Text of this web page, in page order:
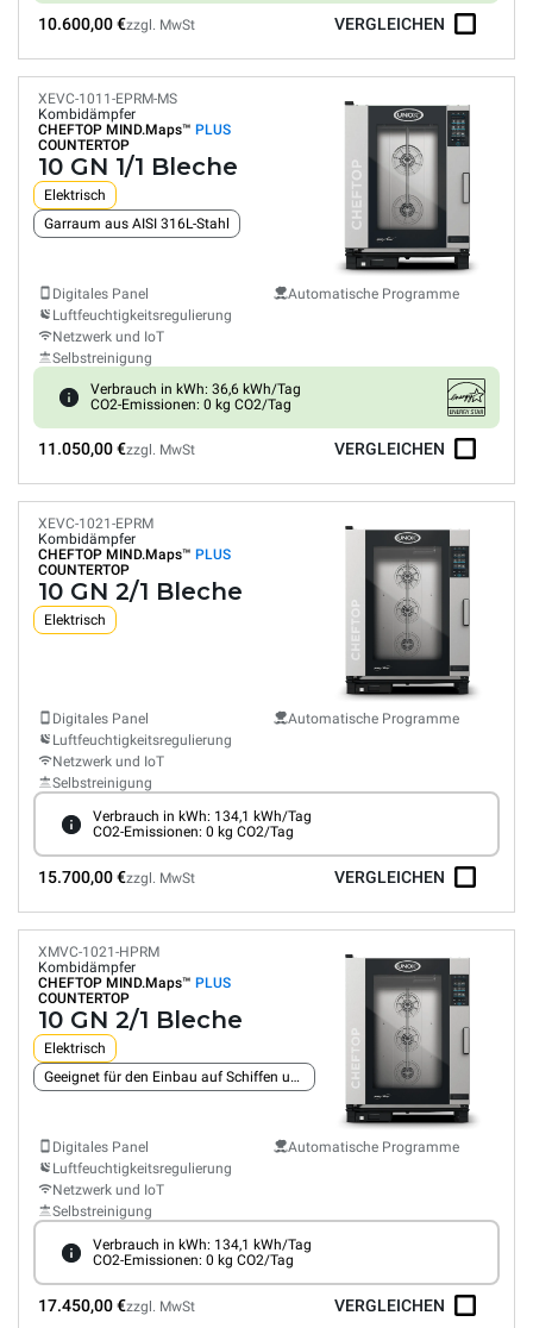
10.600,00 €zzgl. MwSt VERGLEICHEN
XEVC-1011-EPRM-MS
Kombidämpfer
CHEFTOP MIND.Maps™ PLUS
COUNTERTOP
10 GN 1/1 Bleche
Elektrisch
Garraum aus AISI 316L-Stahl
Digitales Panel
Luftfeuchtigkeitsregulierung
Netzwerk und IoT
Selbstreinigung
Automatische Programme
Verbrauch in kWh: 36,6 kWh/Tag
CO2-Emissionen: 0 kg CO2/Tag
11.050,00 €zzgl. MwSt VERGLEICHEN
XEVC-1021-EPRM
Kombidämpfer
CHEFTOP MIND.Maps™ PLUS
COUNTERTOP
10 GN 2/1 Bleche
Elektrisch
Digitales Panel
Luftfeuchtigkeitsregulierung
Netzwerk und IoT
Selbstreinigung
Automatische Programme
Verbrauch in kWh: 134,1 kWh/Tag
CO2-Emissionen: 0 kg CO2/Tag
15.700,00 €zzgl. MwSt VERGLEICHEN
XMVC-1021-HPRM
Kombidämpfer
CHEFTOP MIND.Maps™ PLUS
COUNTERTOP
10 GN 2/1 Bleche
Elektrisch
Geeignet für den Einbau auf Schiffen und Bohrinseln
Digitales Panel
Luftfeuchtigkeitsregulierung
Netzwerk und IoT
Selbstreinigung
Automatische Programme
Verbrauch in kWh: 134,1 kWh/Tag
CO2-Emissionen: 0 kg CO2/Tag
17.450,00 €zzgl. MwSt VERGLEICHEN